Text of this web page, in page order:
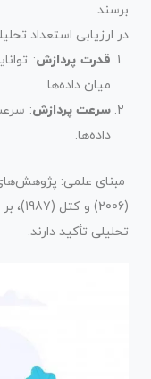
برسند.
در ارزیابی استعداد
قدرت پردازش:
میان داده‌ها.
سرعت پردازش:
داده‌ها.
مبنای علمی:
تحلیلی تأکید دارند.